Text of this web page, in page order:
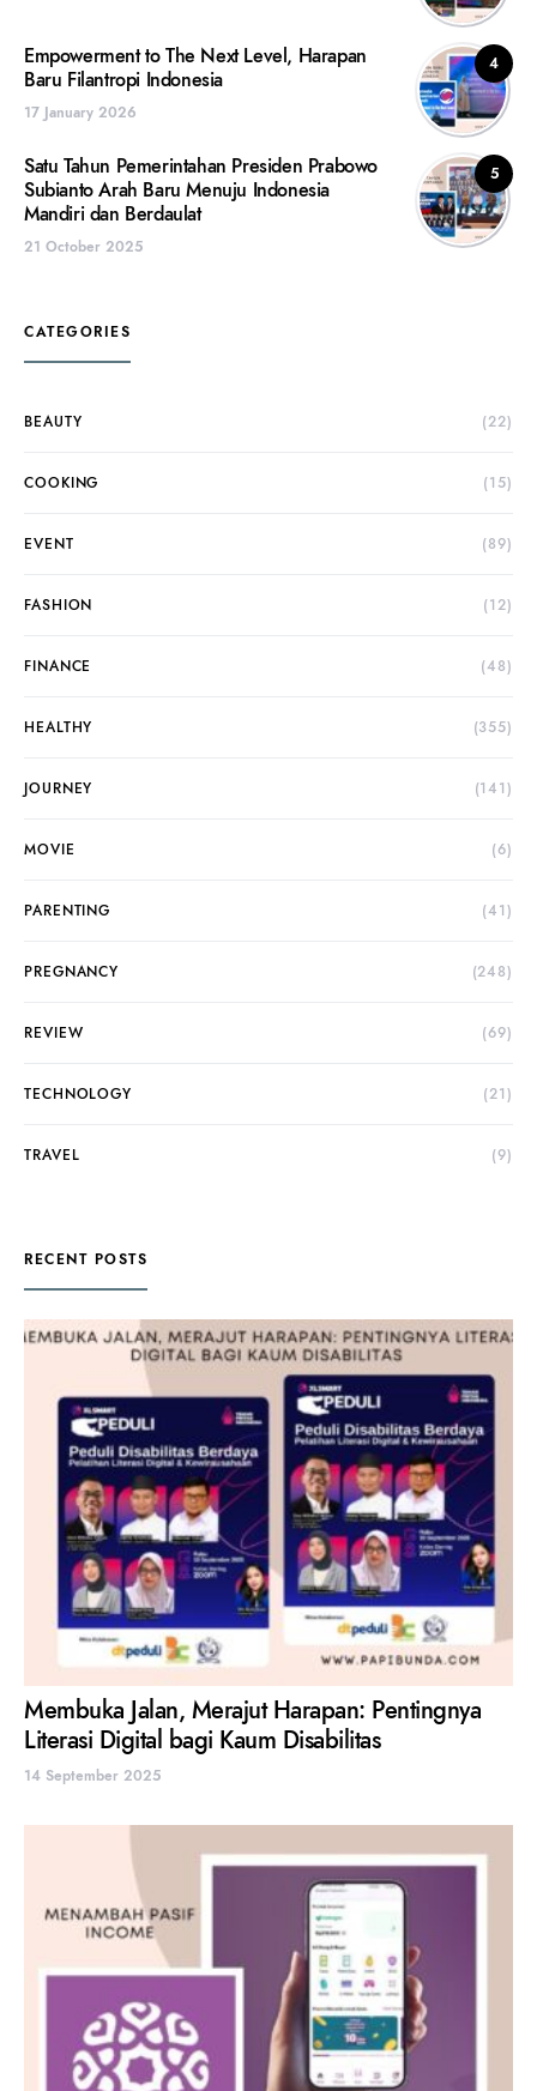
4
Empowerment to The Next Level, Harapan
Baru Filantropi Indonesia
17 January 2026
5
Satu Tahun Pemerintahan Presiden Prabowo
Subianto Arah Baru Menuju Indonesia
Mandiri dan Berdaulat
21 October 2025
CATEGORIES
BEAUTY (22)
COOKING (15)
EVENT (89)
FASHION (12)
FINANCE (48)
HEALTHY (355)
JOURNEY (141)
MOVIE (6)
PARENTING (41)
PREGNANCY (248)
REVIEW (69)
TECHNOLOGY (21)
TRAVEL (9)
RECENT POSTS
Membuka Jalan, Merajut Harapan: Pentingnya
Literasi Digital bagi Kaum Disabilitas
14 September 2025